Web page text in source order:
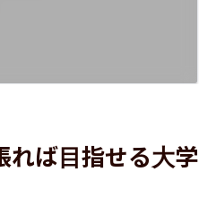
れば目指せる大学